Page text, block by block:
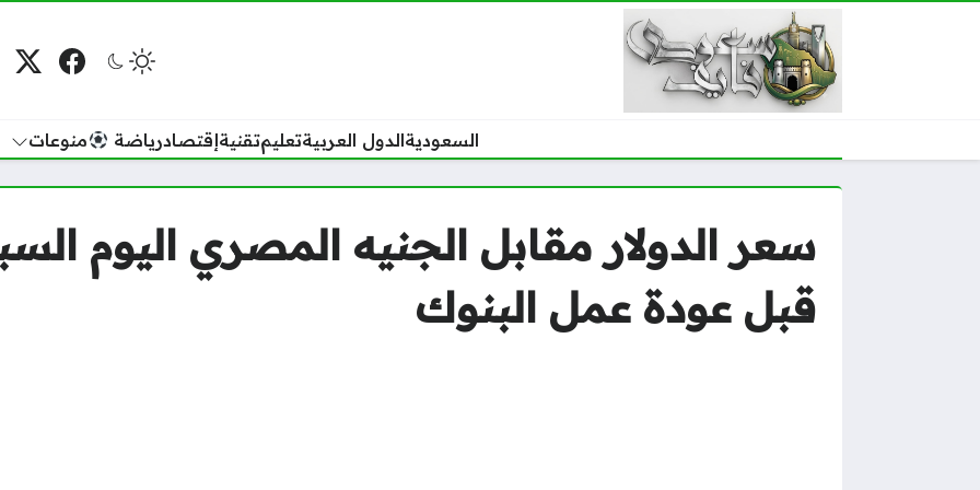
فيسبوك
السعوديةالدول العربيةتعليمتقنيةإقتصادرياضة منوعات
قبل عودة عمل البنوك